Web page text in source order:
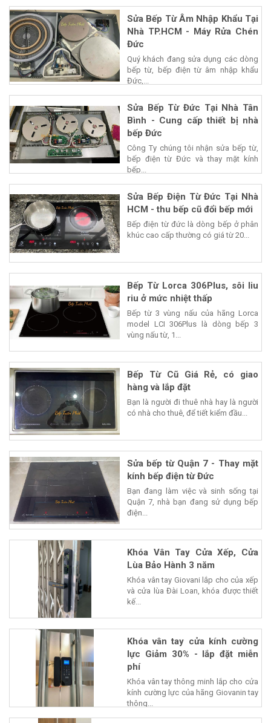
Sửa Bếp Từ Âm Nhập Khẩu Tại
Nhà TP.HCM - Máy Rửa Chén
Đức
Quý khách đang sửa dụng các dòng
bếp từ, bếp điện từ âm nhập khẩu
Đức,...
Sửa Bếp Từ Đức Tại Nhà Tân
Bình - Cung cấp thiết bị nhà
bếp Đức
Công Ty chúng tôi nhận sửa bếp từ,
bếp điện từ Đức và thay mặt kính
bếp...
Sửa Bếp Điện Từ Đức Tại Nhà
HCM - thu bếp cũ đổi bếp mới
Bếp điện từ đức là dòng bếp ở phân
khúc cao cấp thường có giá từ 20...
Bếp Từ Lorca 306Plus, sôi liu
riu ở mức nhiệt thấp
Bếp từ 3 vùng nấu của hãng Lorca
model LCI 306Plus là dòng bếp 3
vùng nấu từ, 1...
Bếp Từ Cũ Giá Rẻ, có giao
hàng và lắp đặt
Bạn là người đi thuê nhà hay là người
có nhà cho thuê, để tiết kiểm đầu...
Sửa bếp từ Quận 7 - Thay mặt
kính bếp điện từ Đức
Bạn đang làm việc và sinh sống tại
Quận 7, nhà bạn đang sử dụng bếp
điện...
Khóa Vân Tay Cửa Xếp, Cửa
Lùa Bảo Hành 3 năm
Khóa vân tay Giovani lắp cho của xếp
và cửa lùa Đài Loan, khóa được thiết
kế...
Khóa vân tay cửa kính cường
lực Giảm 30% - lắp đặt miễn
phí
Khóa vân tay thông minh lắp cho cửa
kính cường lực của hãng Giovanin tay
thông...